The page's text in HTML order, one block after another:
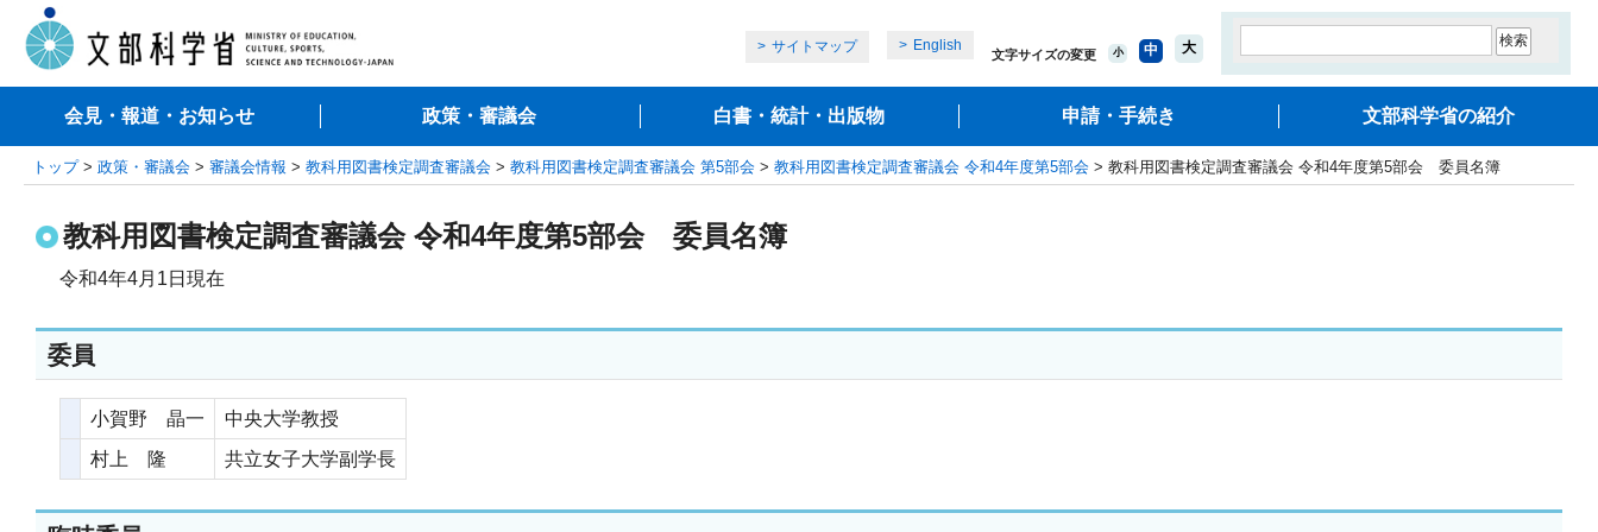
サイトマップ English
文字サイズの変更 小 中 大
会見・報道・お知らせ 政策・審議会 白書・統計・出版物 申請・手続き 文部科学省の紹介
トップ> 政策・審議会 > 審議会情報 > 教科用図書検定調査審議会 > 教科用図書検定調査審議会 第5部会 > 教科用図書検定調査審議会 令和4年度第5部会 > 教科用図書検定調査審議会 令和4年度第5部会 委員名簿
教科用図書検定調査審議会 令和4年度第5部会 委員名簿
令和4年4月1日現在
委員
小賀野 晶一
中央大学教授
村上 隆
共立女子大学副学長